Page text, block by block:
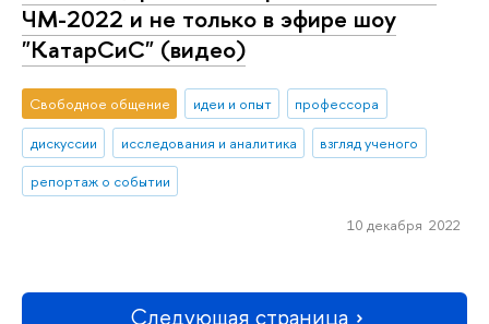
ЧМ-2022 и не только в эфире шоу
"КатарСиС" (видео)
Свободное общение идеи и опыт
профессора
дискуссии
исследования и аналитика
взгляд ученого
репортаж о событии
10 декабря 2022
Следующая страница